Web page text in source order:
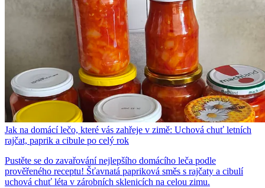
Jak na domácí lečo, které vás zahřeje v zimě: Uchová chuť letních
rajčat, paprik a cibule po celý rok
Pustěte se do zavařování nejlepšího domácího leča podle
prověřeného receptu! Šťavnatá papriková směs s rajčaty a cibulí
uchová chuť léta v zárobních sklenicích na celou zimu.